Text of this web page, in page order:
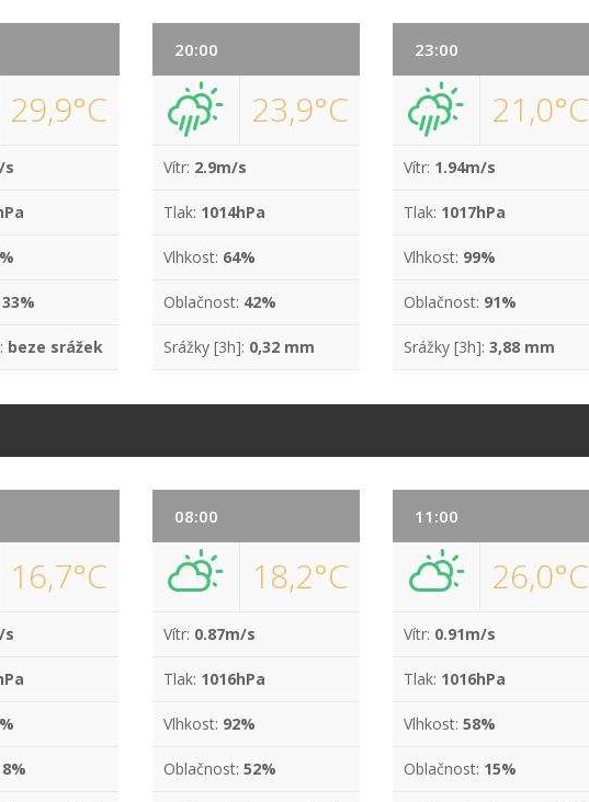
29,9°C
s
33%
beze srážek
20:00
23,9°C
Vítr: 2.9m/s
Tlak: 1014hPa
Vlhkost: 64%
Oblačnost: 42%
Srážky [3h]: 0,32 mm
23:00
21,0°C
Vítr: 1.94m/s
Tlak: 1017hPa
Vlhkost: 99%
Oblačnost: 91%
Srážky [3h]:3,88 mm
16,7°C
s
8%
08:00
18,2°C
Vítr: 0.87m/s
Tlak: 1016hPa
Vlhkost: 92%
Oblačnost: 52%
11:00
26,0°C
Vítr: 0.91m/s
Tlak: 1016hPa
Vlhkost:58%
Oblačnost: 15%